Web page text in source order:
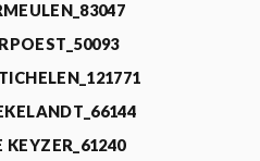
KEYZER_61240